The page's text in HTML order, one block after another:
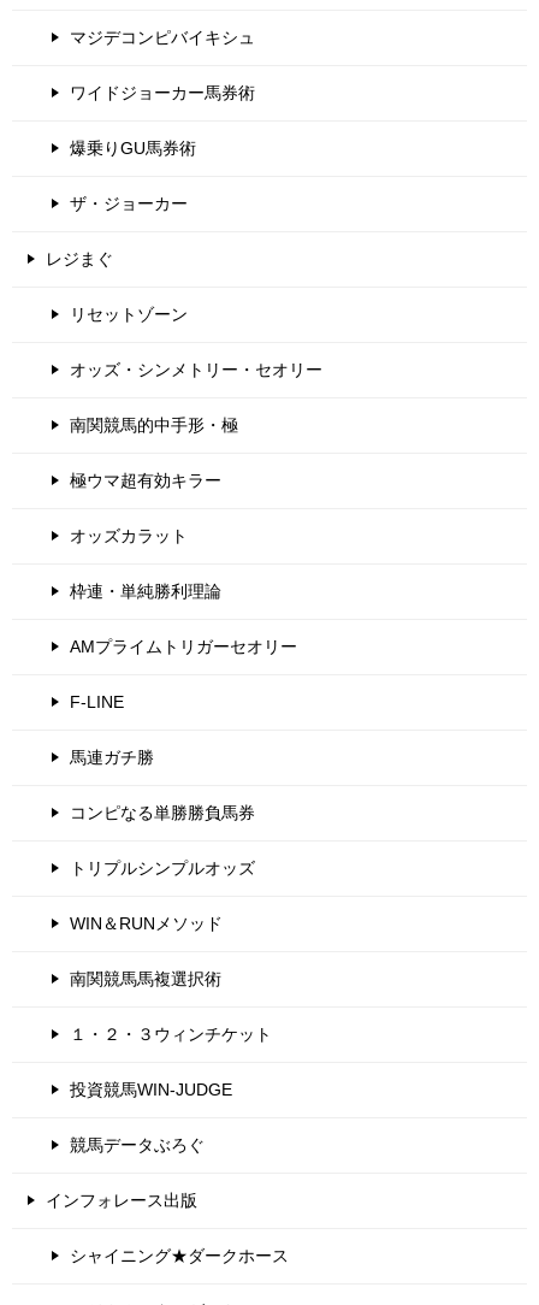
マジデコンピバイキシュ
ワイドジョーカー馬券術
爆乗りGU馬券術
ザ・ジョーカー
レジまぐ
リセットゾーン
オッズ・シンメトリー・セオリー
南関競馬的中手形・極
極ウマ超有効キラー
オッズカラット
枠連・単純勝利理論
AMプライムトリガーセオリー
F-LINE
馬連ガチ勝
コンピなる単勝勝負馬券
トリプルシンプルオッズ
WIN＆RUNメソッド
南関競馬馬複選択術
１・２・３ウィンチケット
投資競馬WIN-JUDGE
競馬データぶろぐ
インフォレース出版
シャイニング★ダークホース